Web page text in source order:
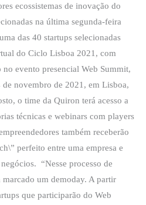
ecossistemas de inovação do
na última segunda-feira
das 40 startups selecionadas
do Ciclo Lisboa 2021, com
evento presencial Web Summit,
de novembro de 2021, em Lisboa,
o time da Quiron terá acesso a
técnicas e webinars com players
também receberão
perfeito entre uma empresa e
“Nesse processo de
um demoday. A partir
que participarão do Web